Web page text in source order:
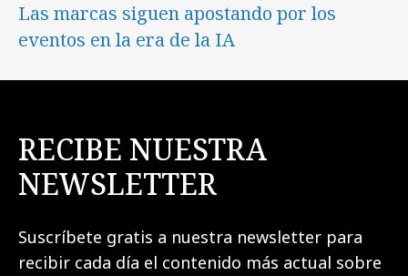
Las marcas siguen apostando por los
eventos en la era de la IA
RECIBE NUESTRA
NEWSLETTER
Suscríbete gratis a nuestra newsletter para
recibir cada día el contenido más actual sobre